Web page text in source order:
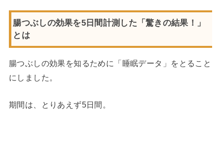
腸つぶしの効果を5日間計測した「驚きの結果！」
とは
腸つぶしの効果を知るために「睡眠データ」をとること
にしました。
期間は、とりあえず5日間。